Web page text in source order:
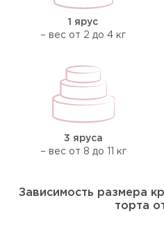
1 ярус
– вес от 2 до 4 кг
3 яруса
– вес от 8 до 11 кг
Зависимость размера
торта